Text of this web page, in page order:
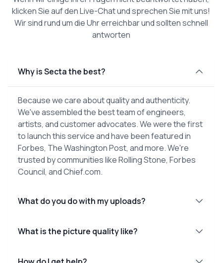
klicken Sie auf den Live-Chat und sprechen Sie mit uns!
Wir sind rund um die Uhr erreichbar und sollten schnell
antworten
Why is Secta the best?
Because we care about quality and authenticity.
We've assembled the best team of engineers,
artists, and customer advocates. We were the first
to launch this service and have been featured in
Forbes, The Washington Post, and more. We're
trusted by communities like Rolling Stone, Forbes
Council, and Chief.com.
What do you do with my uploads?
What is the picture quality like?